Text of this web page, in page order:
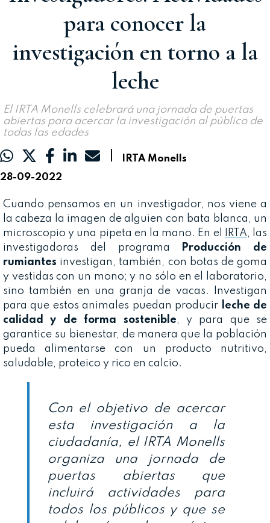
para conocer la
investigación en torno a la
leche
El IRTA Monells celebrará una jornada de puertas
abiertas para acercar la investigación al público de
todas las edades
|
IRTA Monells
28-09-2022
Cuando pensamos en un investigador, nos viene a
la cabeza la imagen de alguien con bata blanca, un
microscopio y una pipeta en la mano. En el
IRTA, las
investigadoras del programa
Producción de
rumiantes investigan, también, con botas de goma
y vestidas con un mono; y no sólo en el laboratorio,
sino también en una granja de vacas. Investigan
para que estos animales puedan producir
leche de
calidad y de forma sostenible, y para que se
garantice su bienestar, de manera que la población
pueda alimentarse con un producto nutritivo,
saludable, proteico y rico en calcio.
Con el objetivo de acercar
esta investigación a la
ciudadanía, el IRTA Monells
organiza una jornada de
puertas abiertas que
incluirá actividades para
todos los públicos y que se